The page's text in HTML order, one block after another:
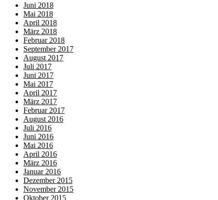
Juni 2018
Mai 2018
April 2018
März 2018
Februar 2018
September 2017
August 2017
Juli 2017
Juni 2017
Mai 2017
April 2017
März 2017
Februar 2017
August 2016
Juli 2016
Juni 2016
Mai 2016
April 2016
März 2016
Januar 2016
Dezember 2015
November 2015
Oktober 2015